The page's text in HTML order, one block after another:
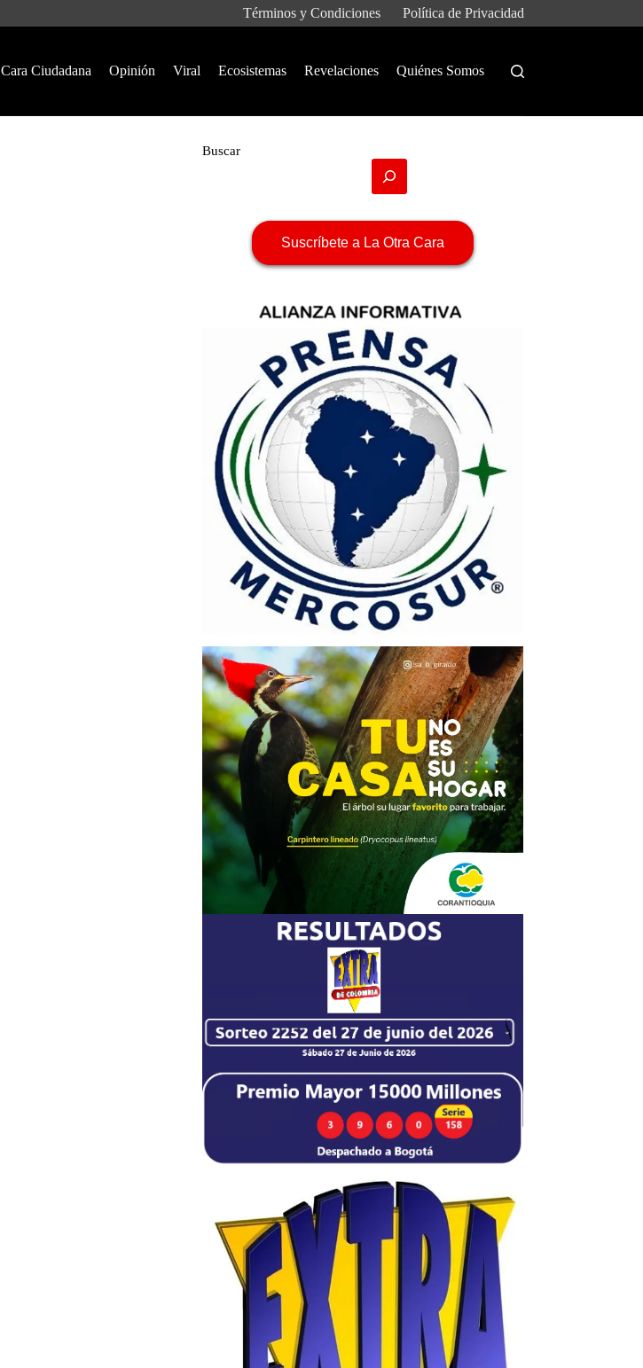
Términos y Condiciones Política de Privacidad
Cara Ciudadana Opinión Viral Ecosistemas Revelaciones Quiénes Somos
Buscar
Suscríbete a La Otra Cara